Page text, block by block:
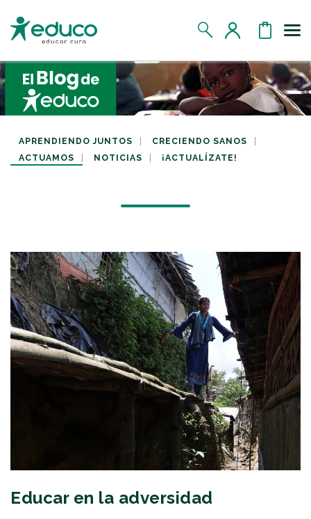
MIS DATOS
MIS APADRINADOS
MIS RETOS SOLIDARIOS
CERRAR SESIÓN
APRENDIENDO JUNTOS
CRECIENDO SANOS
ACTUAMOS
NOTICIAS ¡ACTUALÍZATE!
Educar en la adversidad